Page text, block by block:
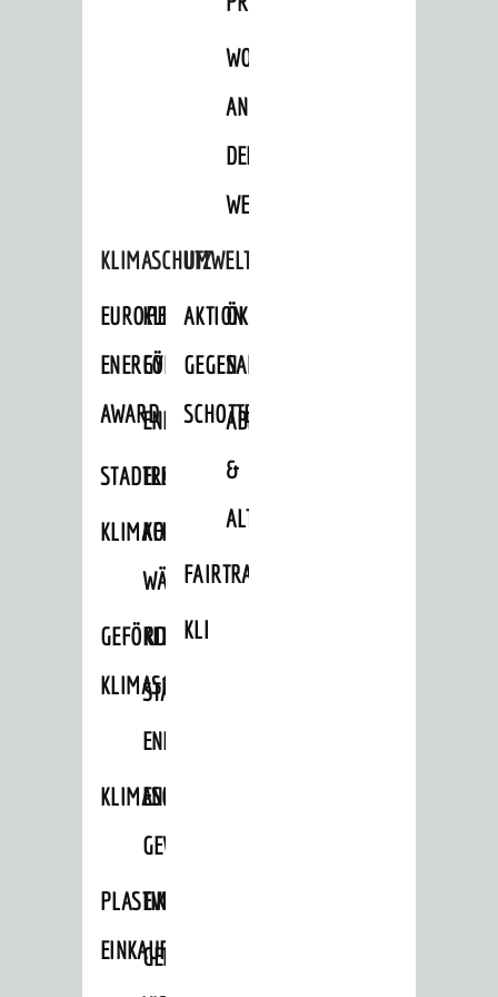
WOHNBEBAUUNG
AN
DER
WEINBERGSTRASSE
KLIMASCHUTZ
EUROPEAN
ENERGY
AWARD
KLIMASCHUTZ-
FÖRDERPROGRAMME
ENERGIEBERATUNG
STADTRADELN
ELEKTROMOBILITÄTSBERATUNG
KLIMAFITKOMMUNALE
WÄRMEPLANUNG
GEFÖRDERTE
KLIMASCHUTZMASSNAHMEN
KLIMASCHUTZKONZEPT
STÄDTISCHES
ENERGIEMANAGEMENT
KLIMASCHUTZKOMMISSION
ENERGIEKARAWANE
GEWERBE
PLASTIKTÜTENFREIE
EINKAUFSSTADT
EVENTS
GEMEINSAME
UMWELTSCHUTZ
AKTION
GEGEN
SCHOTTERGÄRTEN
ÖKOLOGISCHE
SANIERUNG/WAIDSEE
ABFALL
&
ALTLASTEN
FAIRTRADE
KLEIDERTAUSCHBÖRSE